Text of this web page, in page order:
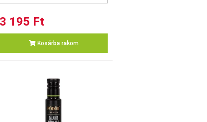
3 195 Ft
Kosárba rakom